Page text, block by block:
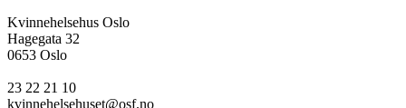
Kvinnehelsehus Oslo
Hagegata 32
0653 Oslo
23 22 21 10
kvinnehelsehuset@osf.no